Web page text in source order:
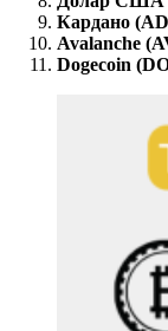
Кардано
Avalanche
Dogecoin